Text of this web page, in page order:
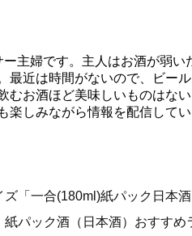
主婦です。主人はお酒が弱
最近は時間がないので、ビー
むお酒ほど美味しいものはな
楽しみながら情報を配信して
「一合(180ml)紙パック日本
紙パック酒（日本酒）おすすめ